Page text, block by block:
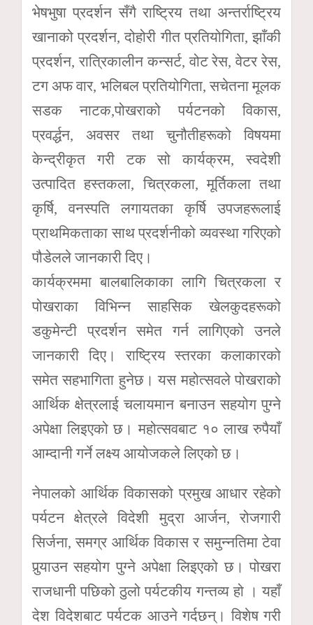
भेषभुषा प्रदर्शन सँगै राष्ट्रिय तथा अन्तर्राष्ट्रिय
खानाको प्रदर्शन, दोहोरी गीत प्रतियोगिता, झाँकी
प्रदर्शन, रात्रिकालीन कन्सर्ट, वोट रेस, वेटर रेस,
टग अफ वार, भलिबल प्रतियोगिता, सचेतना मूलक
सडक नाटक,पोखराको पर्यटनको विकास,
प्रवर्द्धन, अवसर तथा चुनौतीहरूको विषयमा
केन्द्रीकृत गरी टक सो कार्यक्रम, स्वदेशी
उत्पादित हस्तकला, चित्रकला, मूर्तिकला तथा
कृर्षि, वनस्पति लगायतका कृर्षि उपजहरूलाई
प्राथमिकताका साथ प्रदर्शनीको व्यवस्था गरिएको
पौडेलले जानकारी दिए।
कार्यक्रममा बालबालिकाका लागि चित्रकला र
पोखराका विभिन्न साहसिक खेलकुदहरूको
डकुमेन्टी प्रदर्शन समेत गर्न लागिएको उनले
जानकारी दिए। राष्ट्रिय स्तरका कलाकारको
समेत सहभागिता हुनेछ। यस महोत्सवले पोखराको
आर्थिक क्षेत्रलाई चलायमान बनाउन सहयोग पुग्ने
अपेक्षा लिइएको छ। महोत्सवबाट १० लाख रुपैयाँ
आम्दानी गर्ने लक्ष्य आयोजकले लिएको छ।
नेपालको आर्थिक विकासको प्रमुख आधार रहेको
पर्यटन क्षेत्रले विदेशी मुद्रा आर्जन, रोजगारी
सिर्जना, समग्र आर्थिक विकास र समुन्नतिमा टेवा
पुर्‍याउन सहयोग पुग्ने अपेक्षा लिइएको छ। पोखरा
राजधानी पछिको ठुलो पर्यटकीय गन्तव्य हो । यहाँ
देश विदेशबाट पर्यटक आउने गर्दछन्। विशेष गरी